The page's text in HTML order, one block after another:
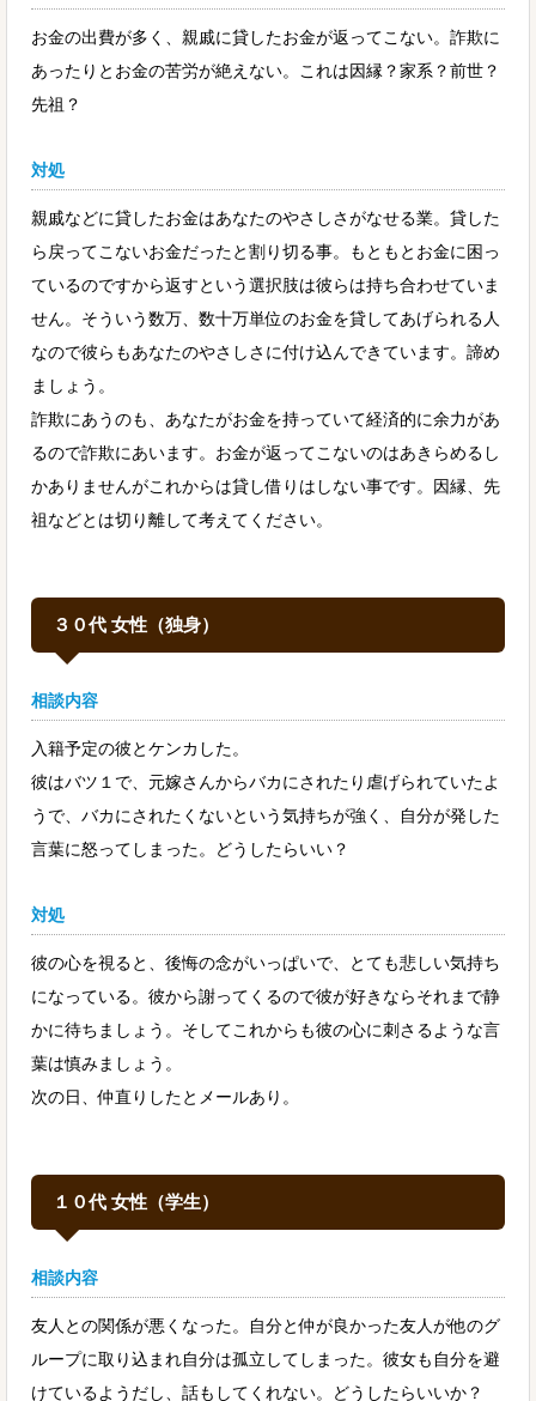
お金の出費が多く、親戚に貸したお金が返ってこない。詐欺に
あったりとお金の苦労が絶えない。これは因縁？家系？前世？
先祖？
対処
親戚などに貸したお金はあなたのやさしさがなせる業。貸した
ら戻ってこないお金だったと割り切る事。もともとお金に困っ
ているのですから返すという選択肢は彼らは持ち合わせていま
せん。そういう数万、数十万単位のお金を貸してあげられる人
なので彼らもあなたのやさしさに付け込んできています。諦め
ましょう。
詐欺にあうのも、あなたがお金を持っていて経済的に余力があ
るので詐欺にあいます。お金が返ってこないのはあきらめるし
かありませんがこれからは貸し借りはしない事です。因縁、先
祖などとは切り離して考えてください。
３０代 女性（独身）
相談内容
入籍予定の彼とケンカした。
彼はバツ１で、元嫁さんからバカにされたり虐げられていたよ
うで、バカにされたくないという気持ちが強く、自分が発した
言葉に怒ってしまった。どうしたらいい？
対処
彼の心を視ると、後悔の念がいっぱいで、とても悲しい気持ち
になっている。彼から謝ってくるので彼が好きならそれまで静
かに待ちましょう。そしてこれからも彼の心に刺さるような言
葉は慎みましょう。
次の日、仲直りしたとメールあり。
１０代 女性（学生）
相談内容
友人との関係が悪くなった。自分と仲が良かった友人が他のグ
ループに取り込まれ自分は孤立してしまった。彼女も自分を避
けているようだし、話もしてくれない。どうしたらいいか？